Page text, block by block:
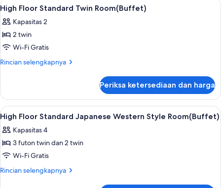
Bath,
buffet)
Eksekutif,
Bebas
Asap
Rokok
Building,
Fine-
Lihat
semua
foto
untuk
High
Floor
Room(Buffet)
5
High Floor Standard Twin Room(Buffet)
Kapasitas 2
2 twin
Wi-Fi Gratis
Rincian selengkapnya
Rincian
High
Floor
Standard
Twin
Room(Buffet)
Periksa ketersediaan dan harga
Lihat
semua
foto
untuk
High
Floor
Brankas, meja kerja, ruang kerja
5
High Floor Standard Japanese Western Style Room(Buffet)
Kapasitas 4
3 futon twin dan 2 twin
Wi-Fi Gratis
Rincian selengkapnya
Rincian